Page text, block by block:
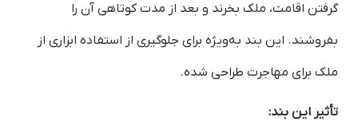
گرفتن اقامت، ملک بخرند و بعد از مدت کوتاهی آن را
بفروشند. این بند به‌ویژه برای جلوگیری از استفاده ابزاری از
ملک برای مهاجرت طراحی شده.
تأثیر این بند: